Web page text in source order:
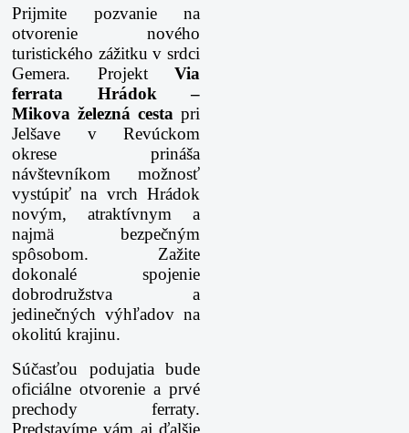
Prijmite pozvanie na
otvorenie nového
turistického zážitku v srdci
Gemera. Projekt Via
ferrata Hrádok –
Mikova železná cesta pri
Jelšave v Revúckom
okrese prináša
návštevníkom možnosť
vystúpiť na vrch Hrádok
novým, atraktívnym a
najmä bezpečným
spôsobom. Zažite
dokonalé spojenie
dobrodružstva a
jedinečných výhľadov na
okolitú krajinu.
Súčasťou podujatia bude
oficiálne otvorenie a prvé
prechody ferraty.
Predstavíme vám aj ďalšie